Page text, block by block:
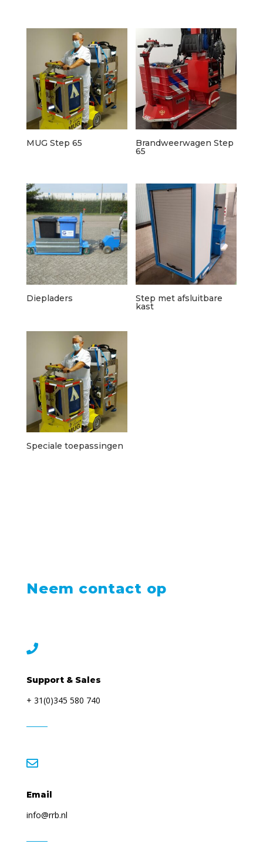
MUG Step 65 Brandweerwagen Step
65
Diepladers Step met afsluitbare
kast
Speciale toepassingen
Neem contact op

Support & Sales
+ 31(0)345 580 740

Email
info@rrb.nl